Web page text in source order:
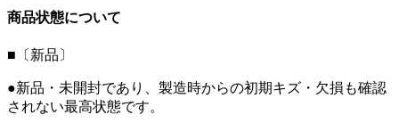
商品状態について
■〔新品〕
●新品・未開封であり、製造時からの初期キズ・欠損も確認
されない最高状態です。